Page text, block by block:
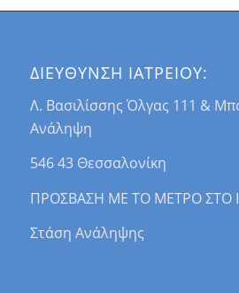
ΔΙΕΥΘΥΝΣΗ ΙΑΤΡΕΙΟΥ:
Λ. Βασιλίσσης Όλγας 111 &
Ανάληψη
546 43 Θεσσαλονίκη
ΠΡΟΣΒΑΣΗ ΜΕ ΤΟ ΜΕΤΡΟ ΣΤΟ
Στάση Ανάληψης